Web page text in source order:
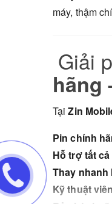
máy, thậm
Giải
hãng
TạiZin
Pin chính
Hỗ trợ tất
Thay nhanh
Kỹ thuật